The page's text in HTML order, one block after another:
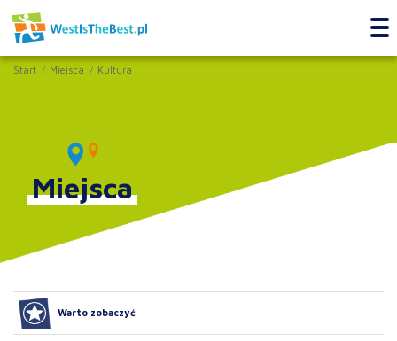
Start Miejsca Kultura
Miejsca
Warto zobaczyć